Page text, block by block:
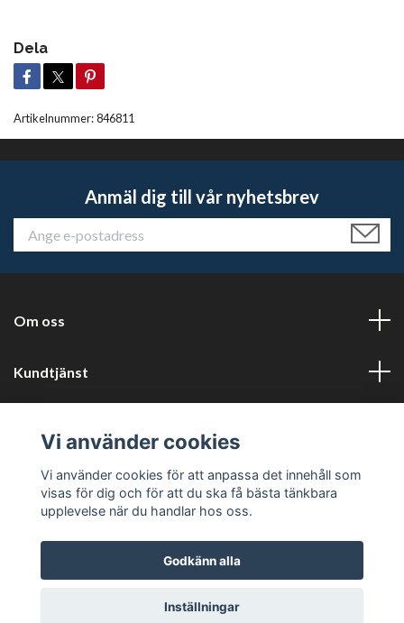
Dela
Artikelnummer:846811
Anmäl dig till vår nyhetsbrev
Om oss
Kundtjänst
Sociala medier
© 2026 Tryckluftservice i Karlstad AB
Vi använder cookies
Vi använder cookies för att anpassa det innehåll som
visas för dig och för att du ska få bästa tänkbara
upplevelse när du handlar hos oss.
Godkänn alla
Inställningar